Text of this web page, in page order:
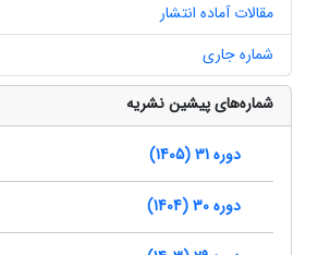
مقالات آماده انتشار
شماره جاری
شماره‌های پیشین نشریه
دوره 31 (1405)
دوره 30 (1404)